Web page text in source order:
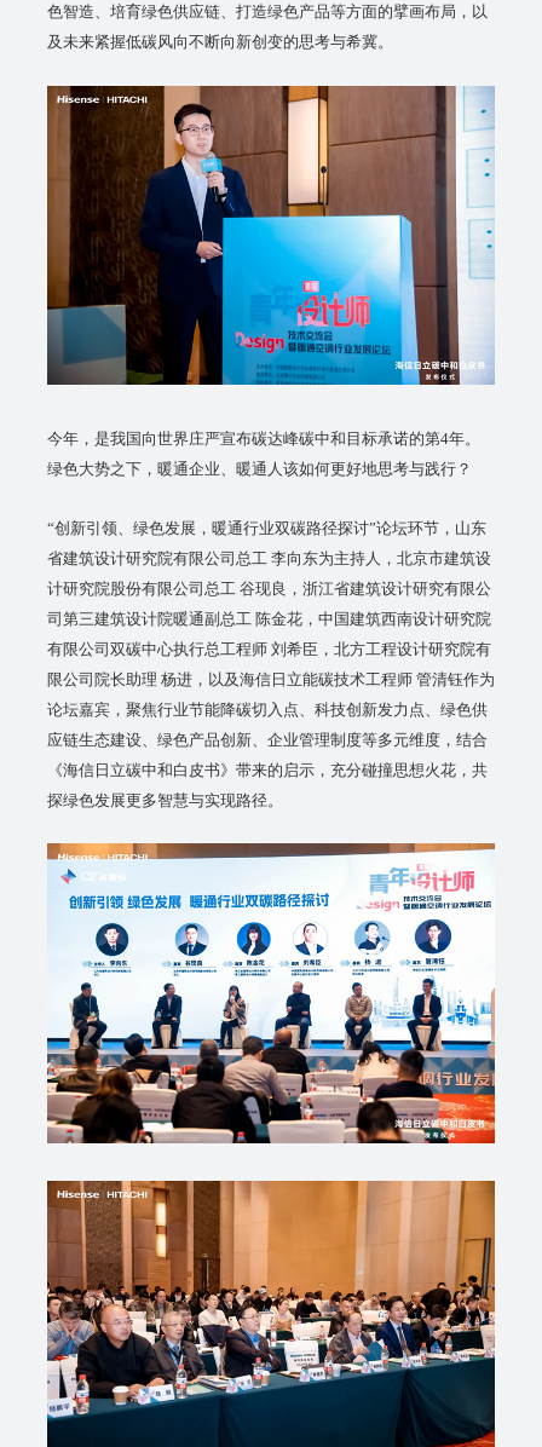
色智造、培育绿色供应链、打造绿色产品等方面的擘画布局，以
及未来紧握低碳风向不断向新创变的思考与希冀。
今年，是我国向世界庄严宣布碳达峰碳中和目标承诺的第4年。
绿色大势之下，暖通企业、暖通人该如何更好地思考与践行？
“创新引领、绿色发展，暖通行业双碳路径探讨”论坛环节，山东
省建筑设计研究院有限公司总工 李向东为主持人，北京市建筑设
计研究院股份有限公司总工 谷现良，浙江省建筑设计研究有限公
司第三建筑设计院暖通副总工 陈金花，中国建筑西南设计研究院
有限公司双碳中心执行总工程师 刘希臣，北方工程设计研究院有
限公司院长助理 杨进，以及海信日立能碳技术工程师 管清钰作为
论坛嘉宾，聚焦行业节能降碳切入点、科技创新发力点、绿色供
应链生态建设、绿色产品创新、企业管理制度等多元维度，结合
《海信日立碳中和白皮书》带来的启示，充分碰撞思想火花，共
探绿色发展更多智慧与实现路径。